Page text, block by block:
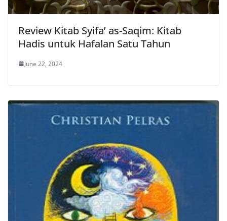
Review Kitab Syifa’ as-Saqim: Kitab
Hadis untuk Hafalan Satu Tahun
June 22, 2024